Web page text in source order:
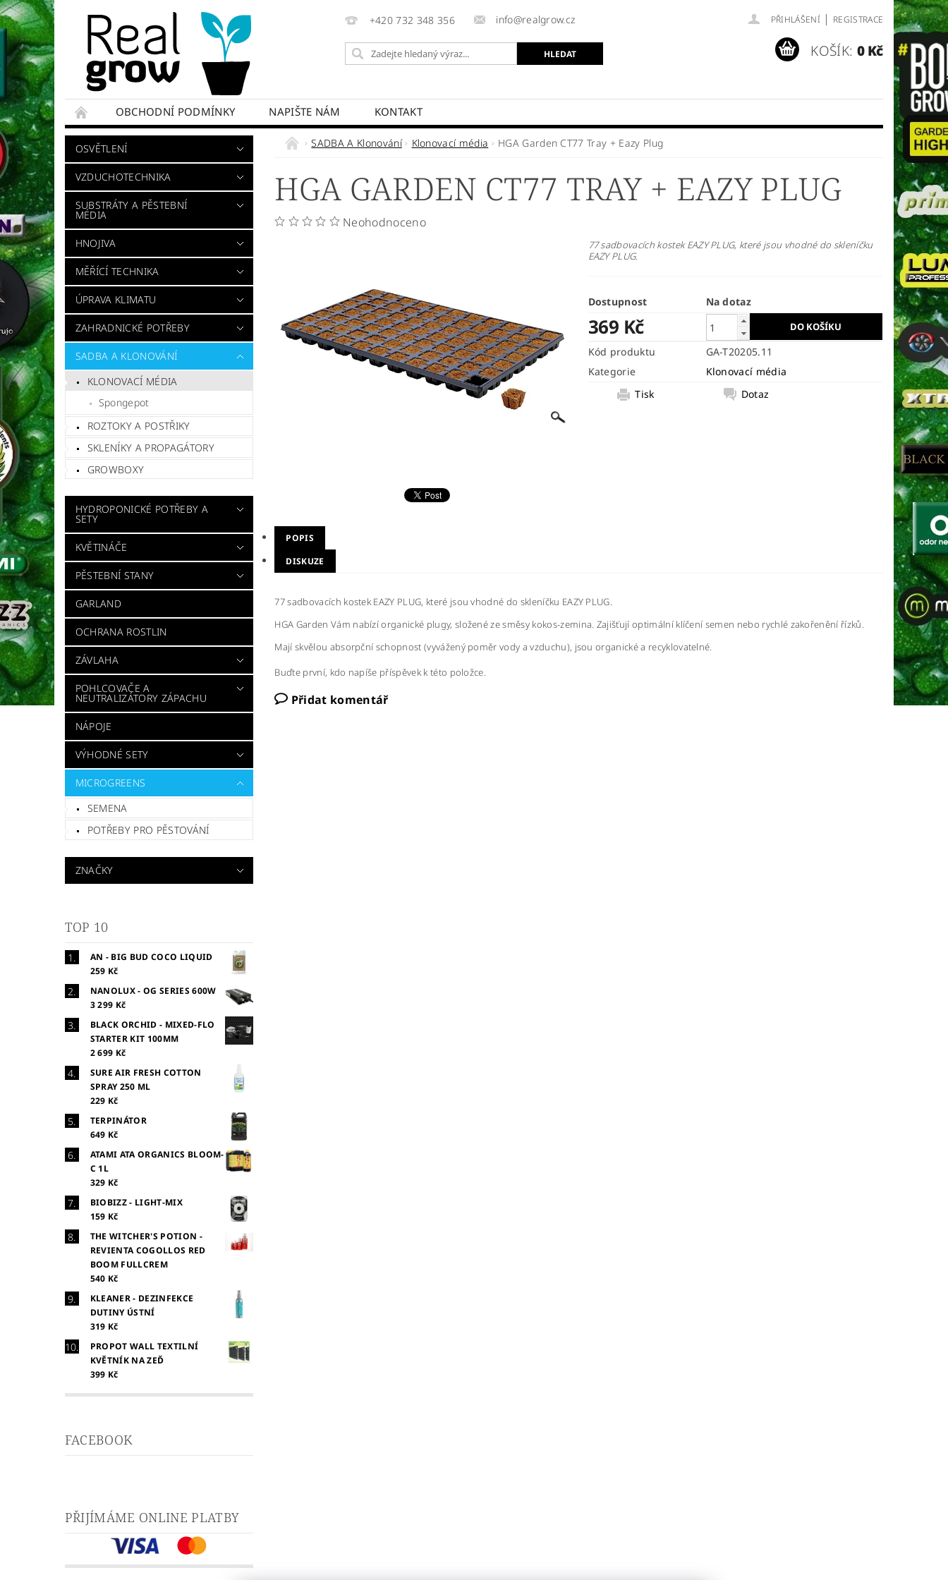
+420 732 348 356 info@realgrow.cz PŘIHLÁŠENÍ | REGISTRACE
KOŠÍK: 0 Kč
OBCHODNÍ PODMÍNKY NAPIŠTE NÁM KONTAKT
OSVĚTLENÍ
VZDUCHOTECHNIKA
SUBSTRÁTY A PĚSTEBNÍ
MÉDIA
HNOJIVA
MĚŘÍCÍ TECHNIKA
ÚPRAVA KLIMATU
ZAHRADNICKÉ POTŘEBY
SADBA A KLONOVÁNÍ
KLONOVACÍ MÉDIA
Spongepot
ROZTOKY A POSTŘIKY
SKLENÍKY A PROPAGÁTORY
GROWBOXY
HYDROPONICKÉ POTŘEBY A
SETY
KVĚTINÁČE
PĚSTEBNÍ STANY
GARLAND
OCHRANA ROSTLIN
ZÁVLAHA
POHLCOVAČE A
NEUTRALIZÁTORY ZÁPACHU
NÁPOJE
VÝHODNÉ SETY
MICROGREENS
SEMENA
POTŘEBY PRO PĚSTOVÁNÍ
ZNAČKY
TOP 10
AN - BIG BUD COCO LIQUID
259 Kč
NANOLUX - OG SERIES 600W
3 299 Kč
BLACK ORCHID - MIXED-FLO
STARTER KIT 100MM
2 699 Kč
SURE AIR FRESH COTTON
SPRAY 250 ML
229 Kč
TERPINÁTOR
649 Kč
ATAMI ATA ORGANICS BLOOM-
C 1L
329 Kč
BIOBIZZ - LIGHT-MIX
159 Kč
THE WITCHER'S POTION -
REVIENTA COGOLLOS RED
BOOM FULLCREM
540 Kč
KLEANER - DEZINFEKCE
DUTINY ÚSTNÍ
319 Kč
PROPOT WALL TEXTILNÍ
KVĚTNÍK NA ZEĎ
399 Kč
FACEBOOK
PŘIJÍMÁME ONLINE PLATBY
SADBA A Klonování Klonovací média HGA Garden CT77 Tray + Eazy Plug
HGA GARDEN CT77 TRAY + EAZY PLUG
Neohodnoceno
77 sadbovacích kostek EAZY PLUG, které jsou vhodné do skleníčku
EAZY PLUG.
Dostupnost Na dotaz
369 Kč
Kód produktu
GA-T20205.11
Kategorie
Klonovací média
Tisk
Dotaz
POPIS
DISKUZE
77 sadbovacích kostek EAZY PLUG, které jsou vhodné do skleníčku EAZY PLUG.
HGA Garden Vám nabízí organické plugy, složené ze směsy kokos-zemina. Zajišťují optimální klíčení semen nebo rychlé zakořenění řízků.
Mají skvělou absorpční schopnost (vyvážený poměr vody a vzduchu), jsou organické a recyklovatelné.
Buďte první, kdo napíše příspěvek k této položce.
Přidat komentář